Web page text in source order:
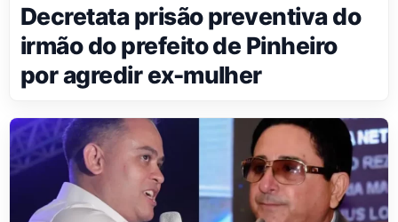
Decretata prisão preventiva do
irmão do prefeito de Pinheiro
por agredir ex-mulher